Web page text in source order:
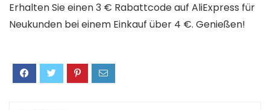
Erhalten Sie einen 3 € Rabattcode auf AliExpress für
Neukunden bei einem Einkauf über 4 €. Genießen!